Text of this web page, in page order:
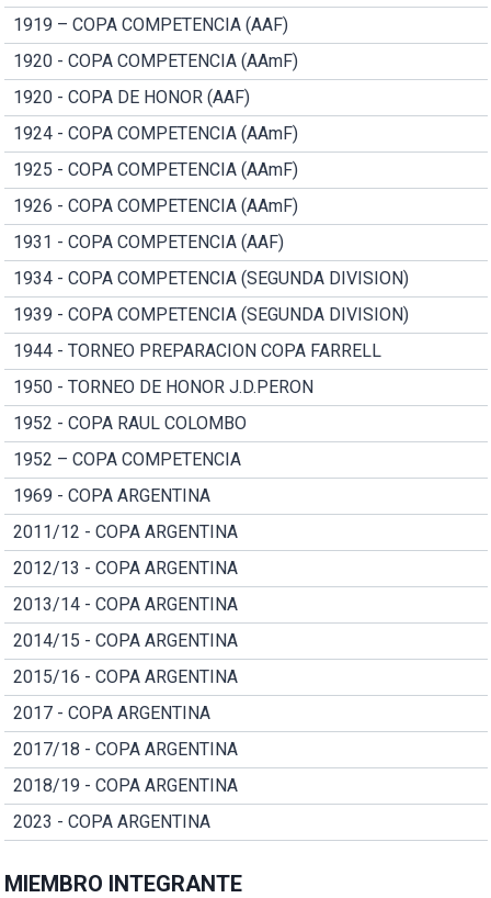
1919 – COPA COMPETENCIA (AAF)
1920 - COPA COMPETENCIA (AAmF)
1920 - COPA DE HONOR (AAF)
1924 - COPA COMPETENCIA (AAmF)
1925 - COPA COMPETENCIA (AAmF)
1926 - COPA COMPETENCIA (AAmF)
1931 - COPA COMPETENCIA (AAF)
1934 - COPA COMPETENCIA (SEGUNDA DIVISION)
1939 - COPA COMPETENCIA (SEGUNDA DIVISION)
1944 - TORNEO PREPARACION COPA FARRELL
1950 - TORNEO DE HONOR J.D.PERON
1952 - COPA RAUL COLOMBO
1952 – COPA COMPETENCIA
1969 - COPA ARGENTINA
2011/12 - COPA ARGENTINA
2012/13 - COPA ARGENTINA
2013/14 - COPA ARGENTINA
2014/15 - COPA ARGENTINA
2015/16 - COPA ARGENTINA
2017 - COPA ARGENTINA
2017/18 - COPA ARGENTINA
2018/19 - COPA ARGENTINA
2023 - COPA ARGENTINA
MIEMBRO INTEGRANTE